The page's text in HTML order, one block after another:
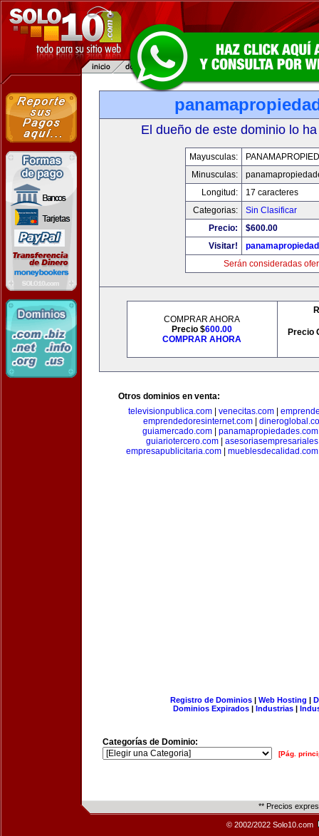
El dueño de este dominio lo
Mayusculas:
Minusculas:
Longitud:
17 caracteres
Categorias:
Sin Clasificar
Precio:
$600.00
Visitar!
Serán consideradas
COMPRAR AHORA
Precio $600.00
COMPRAR AHORA
Precio
Otros dominios en venta:
televisionpublica.com
venecitas.com
emprendedoresinternet.com
guiamercado.com| panamapropiedades.com
guiariotercero.com|
empresapublicitaria.com| mueblesdecalidad.com
Registro de Dominios| Web Hosting |
Dominios Expirados | Industrias |
Categorías de Dominio:
[Pág.
** Precios
© 2002/2022 Solo10.com